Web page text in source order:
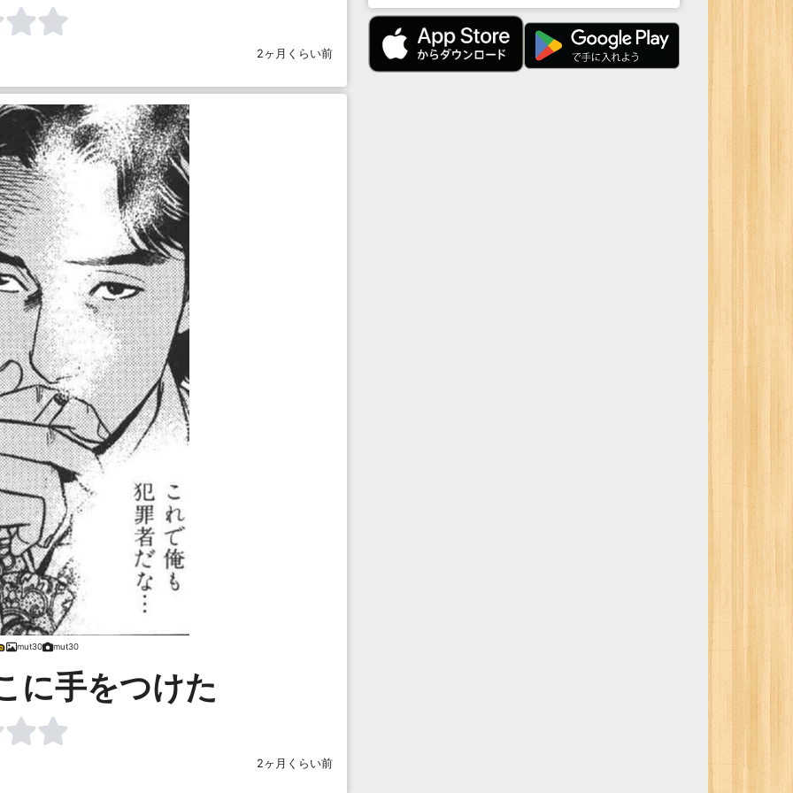
2ヶ月くらい前
mut30 mut30
に手をつけた
2ヶ月くらい前